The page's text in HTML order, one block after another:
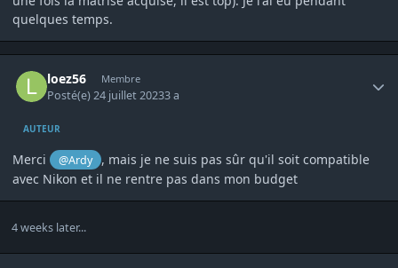
quelques temps.
loez56 Membre
Posté(e)24 juillet 20233 a
AUTEUR
Merci @Ardy
, mais je ne suis pas sûr qu'il soit compatible
avec Nikon et il ne rentre pas dans mon budget
4 weeks later...